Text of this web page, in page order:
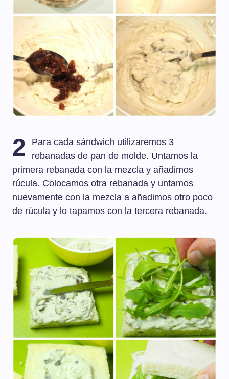
2
Para cada sándwich utilizaremos 3
rebanadas de pan de molde. Untamos la
primera rebanada con la mezcla y añadimos
rúcula. Colocamos otra rebanada y untamos
nuevamente con la mezcla a añadimos otro poco
de rúcula y lo tapamos con la tercera rebanada.